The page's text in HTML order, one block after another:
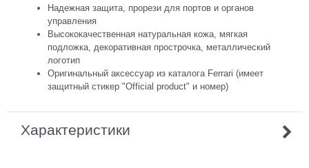
Надежная защита, прорези для портов и органов
управления
Высококачественная натуральная кожа, мягкая
подложка, декоративная прострочка, металлический
логотип
Оригинальный аксессуар из каталога Ferrari (имеет
защитный стикер "Official product" и номер)
Характеристики